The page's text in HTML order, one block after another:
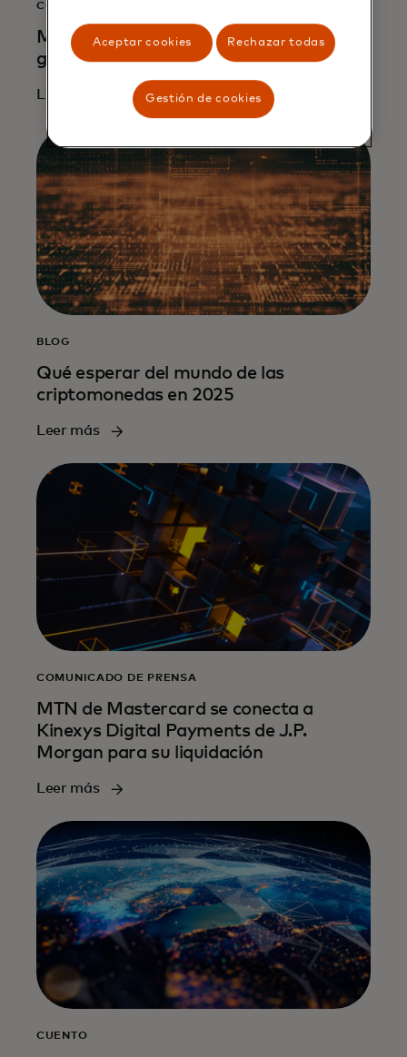
COMUNICADO DE PRENSA
Mastercard y Moonpay se unen para
generalizar los pagos con stablecoins
Leer más
BLOG
Qué esperar del mundo de las
criptomonedas en 2025
Leer más
COMUNICADO DE PRENSA
MTN de Mastercard se conecta a
Kinexys Digital Payments de J.P.
Morgan para su liquidación
Leer más
CUENTO
Aceptar cookies Rechazar todas
Gestión de cookies